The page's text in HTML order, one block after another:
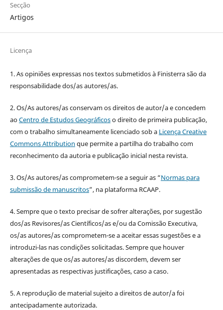
Secção
Artigos
Licença
1. As opiniões expressas nos textos submetidos à Finisterra são da
responsabilidade dos/as autores/as.
2. Os/As autores/as conservam os direitos de autor/a e concedem
aoCentro de Estudos Geográficoso direito de primeira publicação,
com o trabalho simultaneamente licenciado sob a Licença Creative
Commons Attribution que permite a partilha do trabalho com
reconhecimento da autoria e publicação inicial nesta revista.
3. Os/As autores/as comprometem-se a seguir as “Normas para
submissão de manuscritos”, na plataforma RCAAP.
4. Sempre que o texto precisar de sofrer alterações, por sugestão
dos/as Revisores/as Científicos/as e/ou da Comissão Executiva,
os/as autores/as comprometem-se a aceitar essas sugestões e a
introduzi-las nas condições solicitadas. Sempre que houver
alterações de que os/as autores/as discordem, devem ser
apresentadas as respectivas justificações, caso a caso.
5. A reprodução de material sujeito a direitos de autor/a foi
antecipadamente autorizada.